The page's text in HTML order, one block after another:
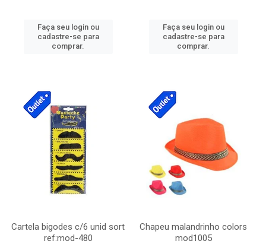
Faça seu login ou
cadastre-se para
comprar.
Faça seu login ou
cadastre-se para
comprar.
Cartela bigodes c/6 unid sort
ref:mod-480
Chapeu malandrinho colors
mod1005